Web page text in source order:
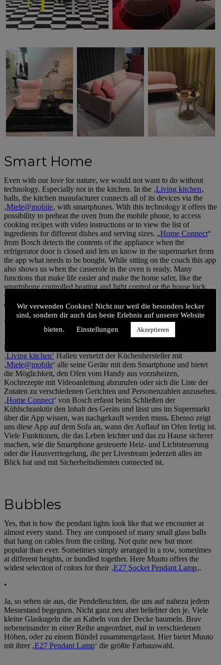
Smart Home
Even with our love for nature, we would not want to do without
technology. Especially not in the kitchen. In the ‚Living kitchen‚
halls, the kitchen manufacturer connects all of its devices via the
‚Miele@mobile‚ with smartphones. With this technology it offers the
possibility to preheat the oven from the mobile phone, to access
cooking recipes with video instructions or to view the list of
ingredients for different dishes and serving sizes. „Home Connect“
from Bosch detects the contents of the appliance when the
refrigerator door is closed and lets us know in the supermarket from
the app what needs to be bought. While sitting on the couch this app
also shows us when the casserole in the oven is ready. Many
functions that make life easier and make the home safer, like the
smartphone controlled heating and light control or the house lock,
which at any time has everything in sight with Livestream and is
connected to security services.
•
Auf Hightech möchte man neben aller Naturverbundenheit
keinesfalls verzichten. Vor allem was die Küche angeht. In den
‚Living kitchen‘ Hallen vernetzt der Küchenhersteller mit
‚Miele@mobile‘ alle seine Geräte mit dem Smartphone und bietet
die Möglichkeit, den Ofen vom Handy aus vorzuheizen,
Kochrezepte mit Videoanleitung abzurufen oder sich die Liste der
Zutaten zu verschiedenen Gerichten und Personenzahlen anzusehen.
‚Home Connect‘ von Bosch erfasst beim Schließen der
Kühlschranktür den Inhalt des Geräts und lässt uns im Supermarkt
über die App wissen, was nachgekauft werden muss. Ebenso zeigt
uns diese App auf dem Sofa an, wann der Auflauf im Ofen fertig ist.
Viele Funktionen, die das Leben leichter und das zu Hause sicherer
machen, wie die Smartphone gesteuerte Heiz- und Lichtsteuerung
oder die Hausverriegelung, die per Livestream jederzeit alles im
Blick hat und mit Sicherheitsdiensten connected ist.
Bubbles
Yes, that is how the pendant lights look like that we encounter at
almost every stand. They are composed of many small glass balls
that hang on cables from the ceiling. Not quite new but more
popular than ever. Sometimes simply arranged in a row, sometimes
at different heights, or bundled together. Here Muuto offers the
widest selection of colors for their ‚E27 Socket Pendant Lamp‚.
•
Ja, so sehen sie aus, die Pendelleuchten, die uns auf nahezu jedem
Messestand begegnen. Nicht ganz neu aber beliebter den je. Viele
kleine Glaskugeln die an Kabeln von der Decke baumeln. Brav
nebeneinander in einer Reihe angeordnet, mal in verschiedenen
Höhen, oder zu einem Bündel zusammengefasst. Hier bietet Muuto
mit ihrer ‚E27 Pendant Lamp‘ die größte Farbauswahl.
Wir verwenden Cookies! Nicht nur weil die besonders lecker
sind, sondern dir auch das beste Erlebnis auf unserer Website
bieten.
Einstellungen Akzeptieren